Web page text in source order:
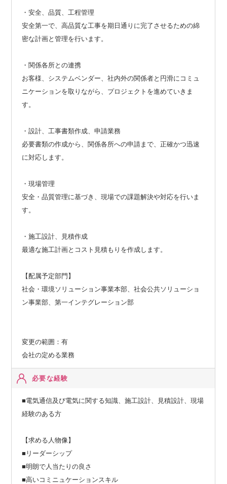
・安全、品質、工程管理
安全第一で、高品質な工事を期日通りに完了させるための綿
密な計画と管理を行います。
・関係各所との連携
お客様、システムベンダー、社内外の関係者と円滑にコミュ
ニケーションを取りながら、プロジェクトを進めていきま
す。
・設計、工事書類作成、申請業務
必要書類の作成から、関係各所への申請まで、正確かつ迅速
に対応します。
・現場管理
安全・品質管理に基づき、現場での課題解決や対応を行いま
す。
・施工設計、見積作成
最適な施工計画とコスト見積もりを作成します。
【配属予定部門】
社会・環境ソリューション事業本部、社会公共ソリューショ
ン事業部、第一インテグレーション部
変更の範囲：有
会社の定める業務
必要な経験
■電気通信及び電気に関する知識、施工設計、見積設計、現場
経験のある方
【求める人物像】
■リーダーシップ
■明朗で人当たりの良さ
■高いコミニュケーションスキル